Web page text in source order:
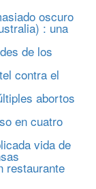
oscuro
: una
de los
contra el
abortos
en cuatro
vida de
restaurante